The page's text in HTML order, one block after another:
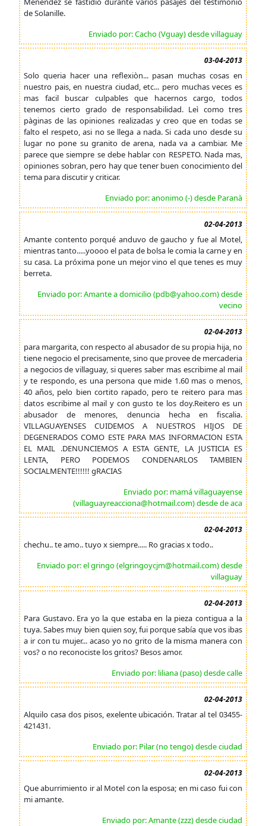
de Solanille.
Enviado por: Cacho (Vguay) desde villaguay
03-04-2013
Solo queria hacer una reflexiòn... pasan muchas cosas en
nuestro pais, en nuestra ciudad, etc... pero muchas veces es
mas facil buscar culpables que hacernos cargo, todos
tenemos cierto grado de responsabilidad. Leì como tres
pàginas de las opiniones realizadas y creo que en todas se
falto el respeto, asi no se llega a nada. Si cada uno desde su
lugar no pone su granito de arena, nada va a cambiar. Me
parece que siempre se debe hablar con RESPETO. Nada mas,
opiniones sobran, pero hay que tener buen conocimiento del
tema para discutir y criticar.
Enviado por: anonimo (-) desde Paranà
02-04-2013
Amante contento porqué anduvo de gaucho y fue al Motel,
mientras tanto.....yoooo el pata de bolsa le comia la carne y en
su casa. La próxima pone un mejor vino el que tenes es muy
berreta.
Enviado por: Amante a domicilio (pdb@yahoo.com) desde
vecino
02-04-2013
para margarita, con respecto al abusador de su propia hija, no
tiene negocio el precisamente, sino que provee de mercaderia
a negocios de villaguay, si queres saber mas escribime al mail
y te respondo, es una persona que mide 1.60 mas o menos,
40 años, pelo bien cortito rapado, pero te reitero para mas
datos escribime al mail y con gusto te los doy.Reitero es un
abusador de menores, denuncia hecha en fiscalia.
VILLAGUAYENSES CUIDEMOS A NUESTROS HIJOS DE
DEGENERADOS COMO ESTE PARA MAS INFORMACION ESTA
EL MAIL .DENUNCIEMOS A ESTA GENTE, LA JUSTICIA ES
LENTA, PERO PODEMOS CONDENARLOS TAMBIEN
SOCIALMENTE!!!!!! gRACIAS
Enviado por: mamá villaguayense
(villaguayreacciona@hotmail.com) desde de aca
02-04-2013
chechu.. te amo.. tuyo x siempre..... Ro gracias x todo..
Enviado por: el gringo (elgringoycjm@hotmail.com) desde
villaguay
02-04-2013
Para Gustavo. Era yo la que estaba en la pieza contigua a la
tuya. Sabes muy bien quien soy, fui porque sabía que vos ibas
a ir con tu mujer... acaso yo no grito de la misma manera con
vos? o no reconociste los gritos? Besos amor.
Enviado por: liliana (paso) desde calle
02-04-2013
Alquilo casa dos pisos, exelente ubicación. Tratar al tel 03455-
421431.
Enviado por: Pilar (no tengo) desde ciudad
02-04-2013
Que aburrimiento ir al Motel con la esposa; en mi caso fui con
mi amante.
Enviado por: Amante (zzz) desde ciudad